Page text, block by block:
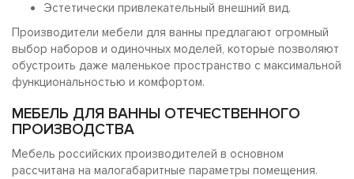
Эстетически привлекательный внешний вид.
Производители мебели для ванны предлагают огромный
выбор наборов и одиночных моделей, которые позволяют
обустроить даже маленькое пространство с максимальной
функциональностью и комфортом.
МЕБЕЛЬ ДЛЯ ВАННЫ ОТЕЧЕСТВЕННОГО
ПРОИЗВОДСТВА
Мебель российских производителей в основном
рассчитана на малогабаритные параметры помещения.